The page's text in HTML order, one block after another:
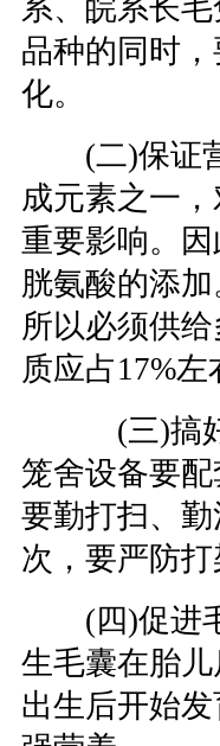
系、皖系长
品种的同时
化。
(二)保证营
成元素之一
重要影响。
胱氨酸的添
所以必须供
质应占17%
(三)搞好兔
笼舍设备要
要勤打扫、
次，要严防打
(四)促进毛
生毛囊在胎
出生后开始